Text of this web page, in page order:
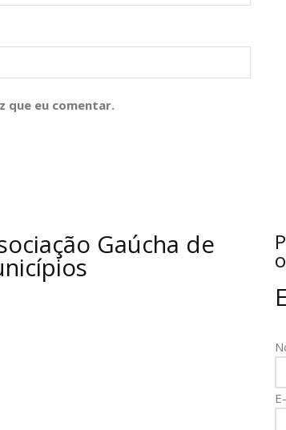
que eu comentar.
Gaúcha de